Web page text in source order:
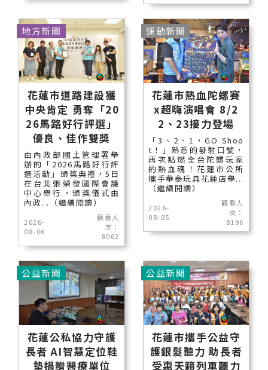
花蓮市道路建設獲
中央肯定 勇奪「20
26馬路好行評選」
優良、佳作雙獎
由內政部國土管理署舉
辦的「2026馬路好行評
選活動」頒獎典禮，5日
在台北張榮發國際會議
中心舉行，頒獎儀式由
內政...（繼續閱讀）
2026-
08-06
觀看人
次：
8062
地方新聞
花蓮市熱血陀螺賽
x超嗨演唱會 8/2
2、23接力登場
「3、2、1，GO Shoo
t！」熟悉的發射口號，
再次點燃全台陀螺玩家
的熱血魂！花蓮市公所
攜手華泰玩具花蓮店舉...
（繼續閱讀）
2026-
08-05
觀看人
次：
8196
運動新聞
花蓮公私協力守護
長者 AI智慧定位鞋
墊捐贈醫療單位
公益新聞
花蓮市攜手公益守
護銀髮聽力 助長者
受惠天籟列車聽力
公益新聞